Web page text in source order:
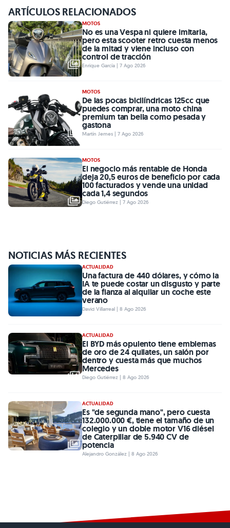
ARTÍCULOS RELACIONADOS
MOTOS
No es una Vespa ni quiere imitarla,
pero esta scooter retro cuesta menos
de la mitad y viene incluso con
control de tracción
Enrique García | 7 Ago 2026
MOTOS
De las pocas bicilíndricas 125cc que
puedes comprar, una moto china
premium tan bella como pesada y
gastona
Martín Jemes | 7 Ago 2026
MOTOS
El negocio más rentable de Honda
deja 20,5 euros de beneficio por cada
100 facturados y vende una unidad
cada 1,4 segundos
Diego Gutiérrez | 7 Ago 2026
NOTICIAS MÁS RECIENTES
ACTUALIDAD
Una factura de 440 dólares, y cómo la
IA te puede costar un disgusto y parte
de la fianza al alquilar un coche este
verano
David Villarreal | 8 Ago 2026
ACTUALIDAD
El BYD más opulento tiene emblemas
de oro de 24 quilates, un salón por
dentro y cuesta más que muchos
Mercedes
Diego Gutiérrez | 8 Ago 2026
ACTUALIDAD
Es "de segunda mano", pero cuesta
132.000.000 €, tiene el tamaño de un
colegio y un doble motor V16 diésel
de Caterpillar de 5.940 CV de
potencia
Alejandro González | 8 Ago 2026